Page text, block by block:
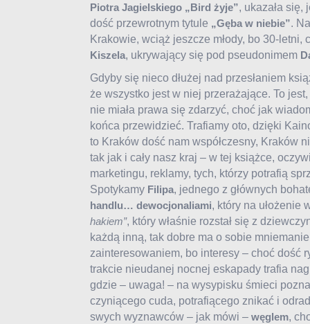
Piotra Jagielskiego „Bird żyje”, ukazała się,
dość przewrotnym tytule „Gęba w niebie”.
Krakowie, wciąż jeszcze młody, bo 30-letni,
Kiszela, ukrywający się pod pseudonimem
Gdyby się nieco dłużej nad przesłaniem
że wszystko jest w niej przerażające. To
nie miała prawa się zdarzyć, choć jak
końca przewidzieć. Trafiamy oto, dzięki
to Kraków dość nam współczesny, Kraków
tak jak i cały nasz kraj – w tej książce,
marketingu, reklamy, tych, którzy potrafią
Spotykamy Filipa, jednego z głównych
handlu… dewocjonaliami, który na ułożenie
hakiem”, który właśnie rozstał się z
każdą inną, tak dobre ma o sobie
zainteresowaniem, bo interesy – choć dość
trakcie nieudanej nocnej eskapady trafia
gdzie – uwaga! – na wysypisku śmieci
czyniącego cuda, potrafiącego znikać i
swych wyznawców – jak mówi – węglem,